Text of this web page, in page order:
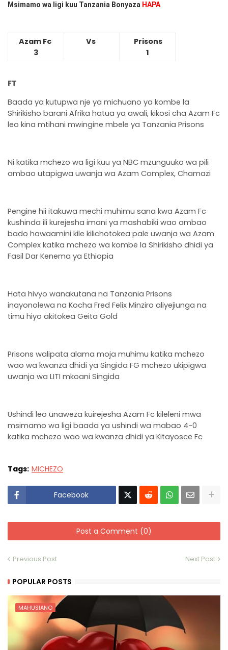
Msimamo wa ligi kuu Tanzania Bonyaza HAPA
Azam Fc
3
Vs
Prisons
1
FT
Baada ya kutupwa nje ya michuano ya kombe la
Shirikisho barani Afrika hatua ya awali, kikosi cha Azam Fc
leo kina mtihani mwingine mbele ya Tanzania Prisons
Ni katika mchezo wa ligi kuu ya NBC mzunguuko wa pili
ambao utapigwa uwanja wa Azam Complex, Chamazi
Pengine hii itakuwa mechi muhimu sana kwa Azam Fc
kushinda ili kurejesha imani ya mashabiki wao ambao
bado hawaamini kile kilichotokea pale uwanja wa Azam
Complex katika mchezo wa kombe la Shirikisho dhidi ya
Fasil Dar Kenema ya Ethiopia
Hata hivyo wanakutana na Tanzania Prisons
inayonolewa na Kocha Fred Felix Minziro aliyejiunga na
timu hiyo akitokea Geita Gold
Prisons walipata alama moja muhimu katika mchezo
wao wa kwanza dhidi ya Singida FG mchezo ukipigwa
uwanja wa LITI mkoani Singida
Ushindi leo unaweza kuirejesha Azam Fc kileleni mwa
msimamo wa ligi baada ya ushindi wa mabao 4-0
katika mchezo wao wa kwanza dhidi ya Kitayosce Fc
Tags: MICHEZO
Facebook
Post a Comment (0)
Previous Post Next Post
POPULAR POSTS
MAHUSIANO